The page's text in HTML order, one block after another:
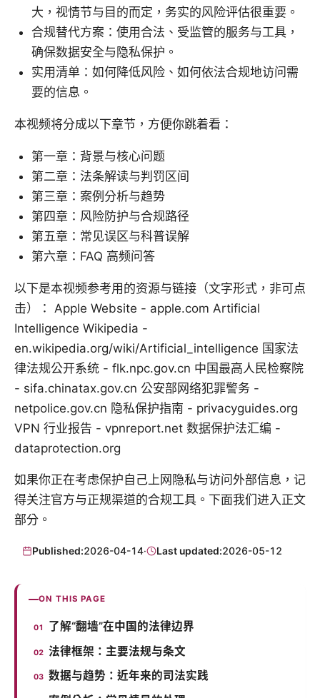
大，视情节与目的而定，务实的风险评估很重要。
合规替代方案：使用合法、受监管的服务与工具，
确保数据安全与隐私保护。
实用清单：如何降低风险、如何依法合规地访问需
要的信息。
本视频将分成以下章节，方便你跳着看：
第一章：背景与核心问题
第二章：法条解读与判罚区间
第三章：案例分析与趋势
第四章：风险防护与合规路径
第五章：常见误区与科普误解
第六章：FAQ 高频问答
以下是本视频参考用的资源与链接（文字形式，非可点
击）： Apple Website - apple.com Artificial
Intelligence Wikipedia -
en.wikipedia.org/wiki/Artificial_intelligence 国家法
律法规公开系统 - flk.npc.gov.cn 中国最高人民检察院
- sifa.chinatax.gov.cn 公安部网络犯罪警务 -
netpolice.gov.cn 隐私保护指南 - privacyguides.org
VPN 行业报告 - vpnreport.net 数据保护法汇编 -
dataprotection.org
如果你正在考虑保护自己上网隐私与访问外部信息，记
得关注官方与正规渠道的合规工具。下面我们进入正文
部分。
Published:2026-04-14· Last updated:2026-05-12
ON THIS PAGE
了解“翻墙”在中国的法律边界
法律框架：主要法规与条文
数据与趋势：近年来的司法实践